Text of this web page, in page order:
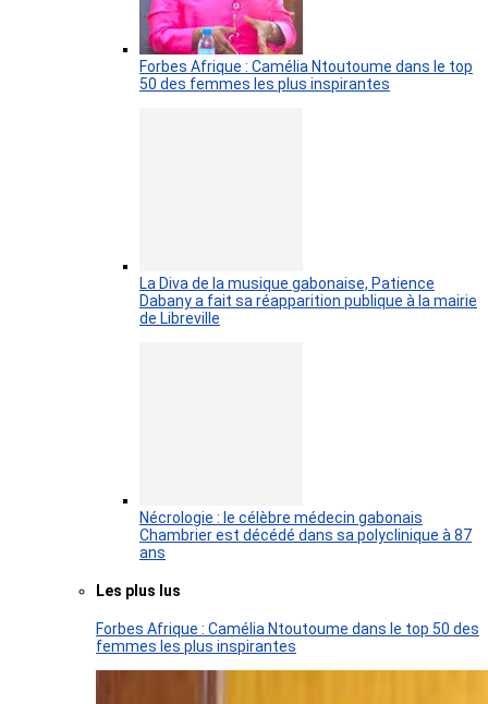
Forbes Afrique : Camélia Ntoutoume dans le top
50 des femmes les plus inspirantes
La Diva de la musique gabonaise, Patience
Dabany a fait sa réapparition publique à la mairie
de Libreville
Nécrologie : le célèbre médecin gabonais
Chambrier est décédé dans sa polyclinique à 87
ans
Les plus lus
Forbes Afrique : Camélia Ntoutoume dans le top 50 des
femmes les plus inspirantes